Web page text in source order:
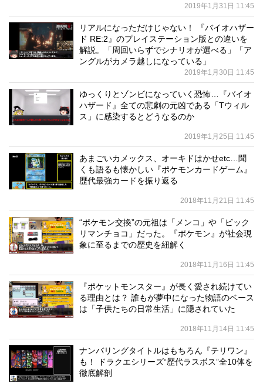
2019年1月31日 11:45
リアルになっただけじゃない！ 『バイオハザー
ド RE:2』のプレイステーション版との違いを
解説。「周回いらずでシナリオが選べる」「ア
ングルがカメラ越しになっている」
2019年1月30日 11:45
ゆっくりとゾンビになっていく恐怖…『バイオ
ハザード』全ての悲劇の元凶である「Tウィル
ス」に感染するとどうなるのか
2019年1月25日 11:45
あまごいカメックス、オーキドはかせetc…聞
くも語るも懐かしい『ポケモンカードゲーム』
歴代最強カードを振り返る
2018年11月21日 11:45
“ポケモン交換”の元祖は「メンコ」や「ビック
リマンチョコ」だった。『ポケモン』が社会現
象に至るまでの歴史を紐解く
2018年11月16日 11:45
『ポケットモンスター』が長く愛され続けてい
る理由とは？ 誰もが夢中になった物語のベース
は「子供たちの日常生活」に隠されていた
2018年11月14日 11:45
ナンバリングタイトルはもちろん『テリワン』
も！ ドラクエシリーズ“歴代ラスボス”全10体を
徹底解剖